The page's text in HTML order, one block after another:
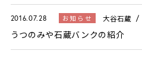
2016.07.28 お知らせ 大谷石蔵
うつのみや石蔵バンクの紹介